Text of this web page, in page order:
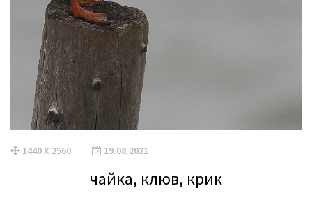
1440 X 2560 19.08.2021
чайка, клюв, крик